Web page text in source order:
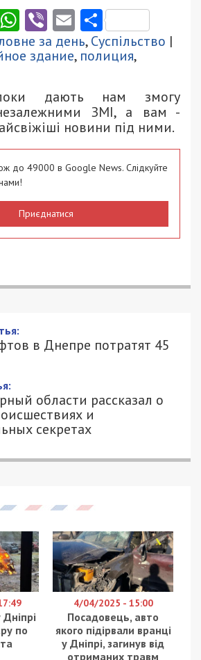
WhatsApp
ViberEmail
за день,Суспільство |
здание, полиция,
дають нам змогу
ЗМІ, а вам -
новини під ними.
до 49000 в Google News. Слідкуйте
Приєднатися
в Днепре потратят
2017 - 16:20
- СПЕЦИАЛЬНО
4438
под руководством
значится более 150
должны быть капитально
лифты. Среди них, например,
дом 1, под. 6; ул. Комбрига
под. 3; просп. Мира, 63, просп.